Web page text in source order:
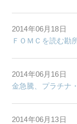
2014年06月18日
ＦＯＭＣを読む勘
2014年06月16日
金急騰、プラチナ
2014年06月13日